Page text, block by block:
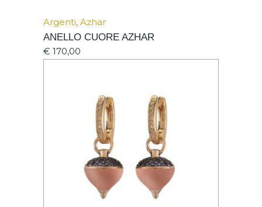
Argenti Azhar
ANELLO CUORE AZHAR
€ 170,00